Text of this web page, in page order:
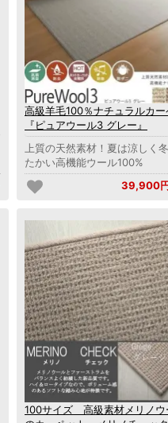
高級羊毛100％ナチュラルカー
『ピュアウール3 グレー』
上質の天然素材！夏は涼しく
たかい高機能ウール100%
39,900
100サイズ 高級素材メリノウ